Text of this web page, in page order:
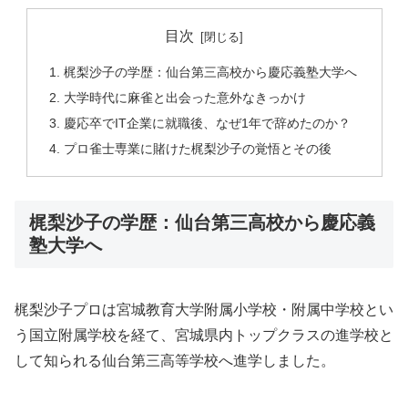
目次
梶梨沙子の学歴：仙台第三高校から慶応義塾大学へ
大学時代に麻雀と出会った意外なきっかけ
慶応卒でIT企業に就職後、なぜ1年で辞めたのか？
プロ雀士専業に賭けた梶梨沙子の覚悟とその後
梶梨沙子の学歴：仙台第三高校から慶応義
塾大学へ
梶梨沙子プロは宮城教育大学附属小学校・附属中学校とい
う国立附属学校を経て、宮城県内トップクラスの進学校と
して知られる仙台第三高等学校へ進学しました。